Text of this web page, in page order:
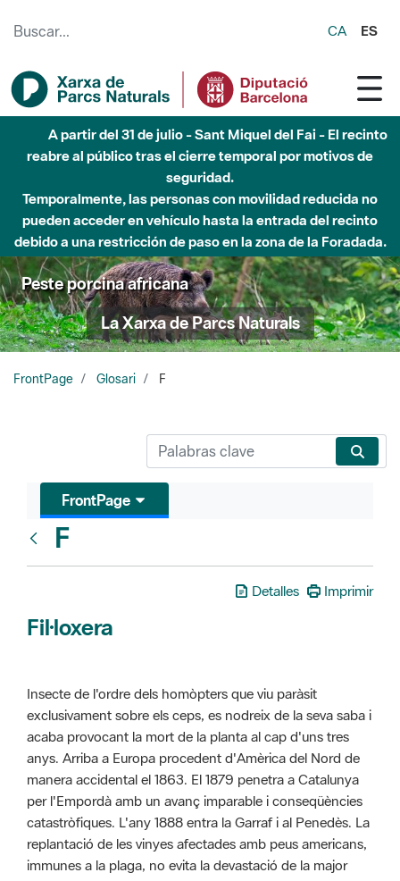
CA ES
A partir del 31 de julio - Sant Miquel del Fai - El recinto
reabre al público tras el cierre temporal por motivos de
seguridad.
Temporalmente, las personas con movilidad reducida no
pueden acceder en vehículo hasta la entrada del recinto
debido a una restricción de paso en la zona de la Foradada.
Peste porcina africana
La Xarxa de Parcs Naturals
FrontPage Glosari F
FrontPage
F
Detalles Imprimir
Fil·loxera
Insecte de l'ordre dels homòpters que viu paràsit
exclusivament sobre els ceps, es nodreix de la seva saba i
acaba provocant la mort de la planta al cap d'uns tres
anys. Arriba a Europa procedent d'Amèrica del Nord de
manera accidental el 1863. El 1879 penetra a Catalunya
per l'Empordà amb un avanç imparable i conseqüències
catastròfiques. L'any 1888 entra la Garraf i al Penedès. La
replantació de les vinyes afectades amb peus americans,
immunes a la plaga, no evita la devastació de la major